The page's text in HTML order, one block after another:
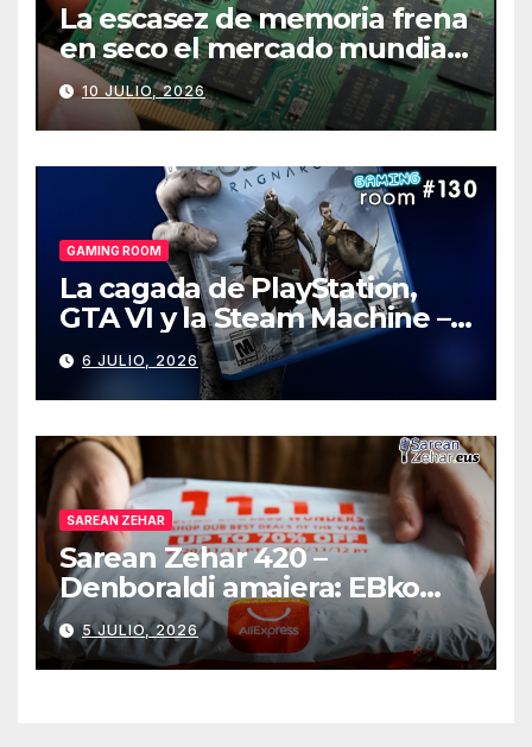
La escasez de memoria frena
en seco el mercado mundial
de PCs
10 JULIO, 2026
GAMING ROOM
La cagada de PlayStation,
GTA VI y la Steam Machine –
Gaming Room #130
6 JULIO, 2026
SAREAN ZEHAR
Sarean Zehar 420 –
Denboraldi amaiera: EBko
muga-zerga berriak
AliExpressi, AEBetako AAren
kontrola, Googleri behin
5 JULIO, 2026